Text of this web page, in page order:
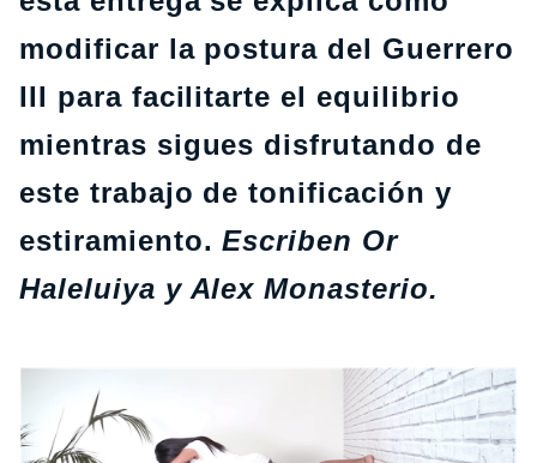
modificar la postura del Guerrero
III para facilitarte el equilibrio
mientras sigues disfrutando de
este trabajo de tonificación y
estiramiento.Escriben Or
Haleluiya y Alex Monasterio.